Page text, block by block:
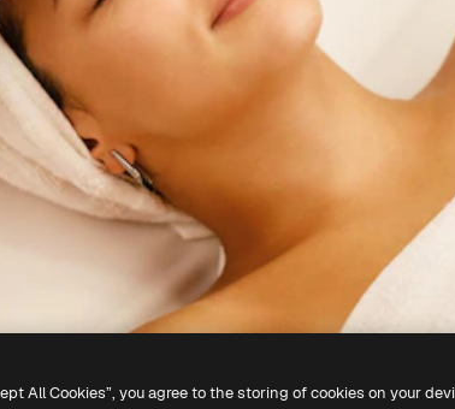
All Cookies”, you agree to the storing of cookies on your